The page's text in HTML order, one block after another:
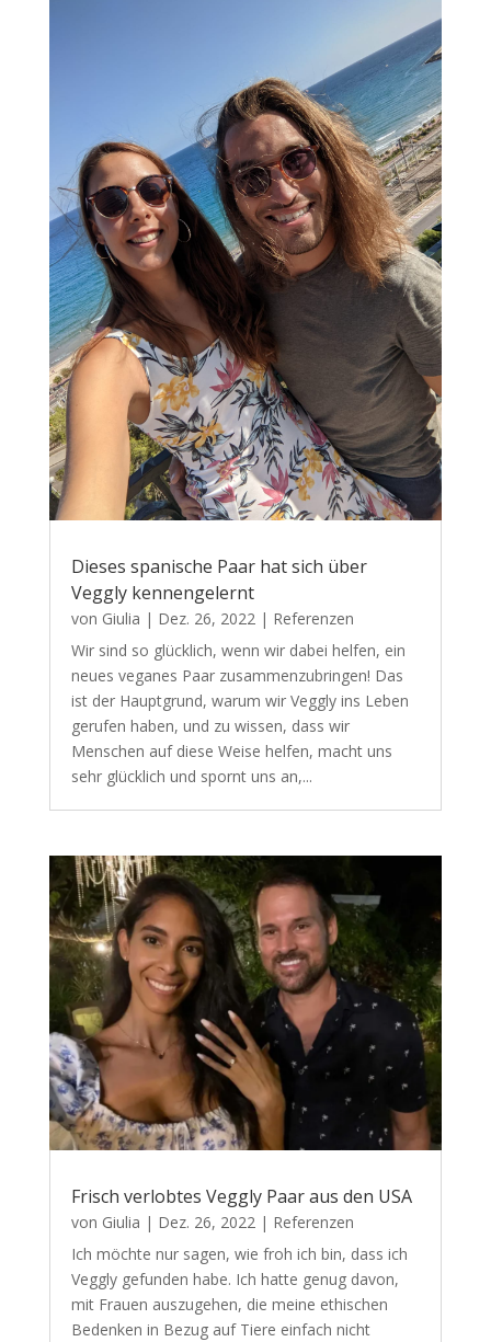
Dieses spanische Paar hat sich über
Veggly kennengelernt
von Giulia | Dez. 26, 2022| Referenzen
Wir sind so glücklich, wenn wir dabei helfen, ein
neues veganes Paar zusammenzubringen! Das
ist der Hauptgrund, warum wir Veggly ins Leben
gerufen haben, und zu wissen, dass wir
Menschen auf diese Weise helfen, macht uns
sehr glücklich und spornt uns an,...
Frisch verlobtes Veggly Paar aus den USA
von Giulia | Dez. 26, 2022| Referenzen
Ich möchte nur sagen, wie froh ich bin, dass ich
Veggly gefunden habe. Ich hatte genug davon,
mit Frauen auszugehen, die meine ethischen
Bedenken in Bezug auf Tiere einfach nicht